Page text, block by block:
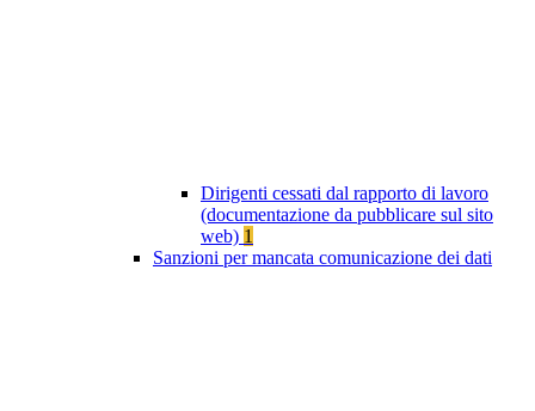
Dirigenti cessati dal rapporto di lavoro
(documentazione da pubblicare sul sito
web) 1
Sanzioni per mancata comunicazione dei dati